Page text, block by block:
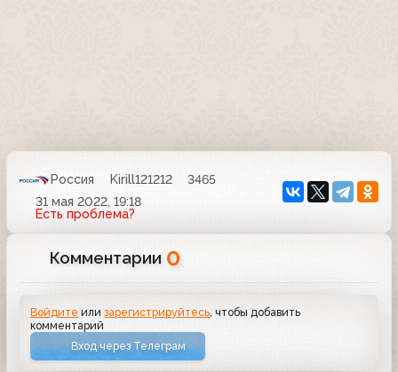
Россия Kirill121212
3465
31 мая 2022, 19:18
Есть проблема?
Комментарии 0
Войдите илизарегистрируйтесь , чтобы добавить
комментарий
Вход через Телеграм